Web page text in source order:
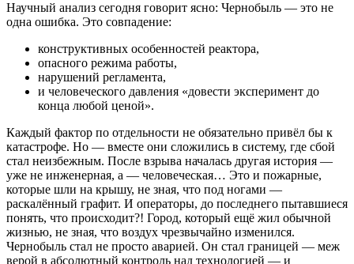
Научный анализ сегодня говорит ясно: Чернобыль — это не
одна ошибка. Это совпадение:
конструктивных особенностей реактора,
опасного режима работы,
нарушений регламента,
и человеческого давления «довести эксперимент до
конца любой ценой».
Каждый фактор по отдельности не обязательно привёл бы к
катастрофе. Но — вместе они сложились в систему, где сбой
стал неизбежным. После взрыва началась другая история —
уже не инженерная, а — человеческая… Это и пожарные,
которые шли на крышу, не зная, что под ногами —
раскалённый графит. И операторы, до последнего пытавшиеся
понять, что происходит?! Город, который ещё жил обычной
жизнью, не зная, что воздух чрезвычайно изменился.
Чернобыль стал не просто аварией. Он стал границей — меж
верой в абсолютный контроль над технологией — и